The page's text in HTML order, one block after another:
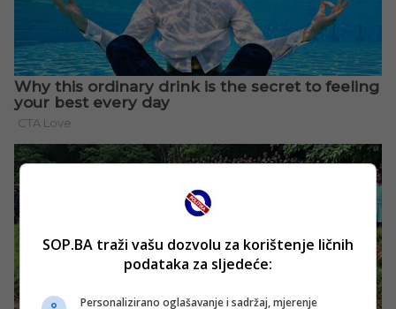
SOP.BA traži vašu dozvolu za korištenje ličnih
podataka za sljedeće:
Personalizirano oglašavanje i sadržaj, mjerenje